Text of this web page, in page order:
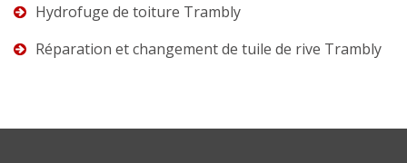
Hydrofuge de toiture Trambly
Réparation et changement de tuile de rive Trambly